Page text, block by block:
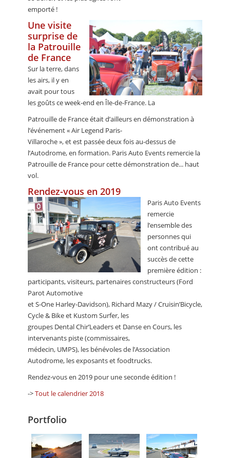
emporté !
Une visite
surprise de
la Patrouille
de France
Sur la terre, dans
les airs, il y en
avait pour tous
les goûts ce week-end en Île-de-France. La
Patrouille de France était d’ailleurs en démonstration à
l’événement « Air Legend Paris-
Villaroche », et est passée deux fois au-dessus de
l’Autodrome, en formation. Paris Auto Events remercie la
Patrouille de France pour cette démonstration de... haut
vol.
Rendez-vous en 2019
Paris Auto Events
remercie
l’ensemble des
personnes qui
ont contribué au
succès de cette
première édition :
participants, visiteurs, partenaires constructeurs (Ford
Parot Automotive
et S-One Harley-Davidson), Richard Mazy / Cruisin’Bicycle,
Cycle & Bike et Kustom Surfer, les
groupes Dental Chir’Leaders et Danse en Cours, les
intervenants piste (commissaires,
médecin, UMPS), les bénévoles de l’Association
Autodrome, les exposants et foodtrucks.
Rendez-vous en 2019 pour une seconde édition !
->Tout le calendrier 2018
Portfolio